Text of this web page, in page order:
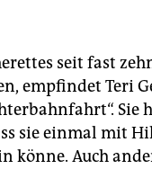
seit fast
empfindet Teri
Sie
sie einmal mit
könne. Auch